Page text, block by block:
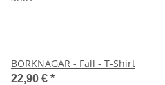
BORKNAGAR - Fall - T-Shirt
22,90 € *